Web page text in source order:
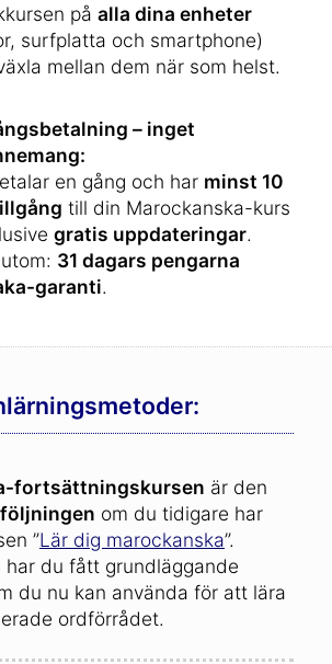
på alla dina enheter
surfplatta och smartphone)
mellan dem när som helst.
– inget
en gång och har minst 10
till din Marockanska-kurs
gratis uppdateringar.
31 dagars pengarna
garanti.
fortsättningskursen är den
om du tidigare har
”Lär dig marockanska”.
har du fått grundläggande
du nu kan använda för att lära
ordförrådet.